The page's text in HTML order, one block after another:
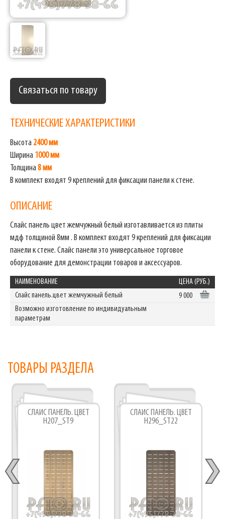
Связаться по товару
ТЕХНИЧЕСКИЕ ХАРАКТЕРИСТИКИ
Высота 2400 мм
Ширина 1000 мм
Толщина8 мм
В комплект входят 9 креплений для фиксации панели к стене.
ОПИСАНИЕ
Слайс панель цвет жемчужный белый изготавливается из плиты
мдф толщиной 8мм . В комплект входят 9 креплений для фиксации
панели к стене. Слайс панели это универсальное торговое
оборудование для демонстрации товаров и аксессуаров.
НАИМЕНОВАНИЕ
ЦЕНА (РУБ.)
Слайс панель.цвет жемчужный белый
9 000
Возможно изготовление по индивидуальным
параметрам
ТОВАРЫ РАЗДЕЛА
СЛАЙС ПАНЕЛЬ. ЦВЕТ
H207_ST9
СЛАЙС ПАНЕЛЬ. ЦВЕТ
H296_ST22